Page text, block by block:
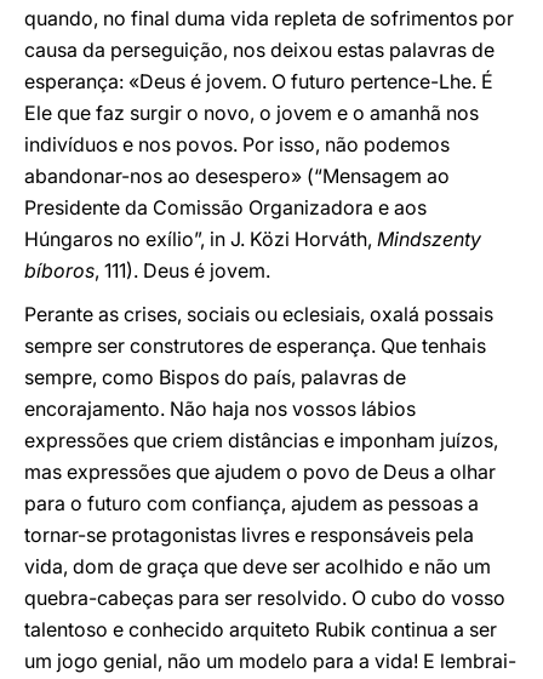
quando, no final duma vida repleta de sofrimentos por
causa da perseguição, nos deixou estas palavras de
esperança: «Deus é jovem. O futuro pertence-Lhe. É
Ele que faz surgir o novo, o jovem e o amanhã nos
indivíduos e nos povos. Por isso, não podemos
abandonar-nos ao desespero» (“Mensagem ao
Presidente da Comissão Organizadora e aos
Húngaros no exílio”, in J. Közi Horváth, Mindszenty
bíboros, 111). Deus é jovem.
Perante as crises, sociais ou eclesiais, oxalá possais
sempre ser construtores de esperança. Que tenhais
sempre, como Bispos do país, palavras de
encorajamento. Não haja nos vossos lábios
expressões que criem distâncias e imponham juízos,
mas expressões que ajudem o povo de Deus a olhar
para o futuro com confiança, ajudem as pessoas a
tornar-se protagonistas livres e responsáveis pela
vida, dom de graça que deve ser acolhido e não um
quebra-cabeças para ser resolvido. O cubo do vosso
talentoso e conhecido arquiteto Rubik continua a ser
um jogo genial, não um modelo para a vida! E lembrai-